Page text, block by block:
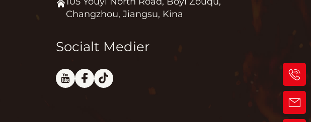
Changzhou, Jiangsu, Kina
Socialt Medier